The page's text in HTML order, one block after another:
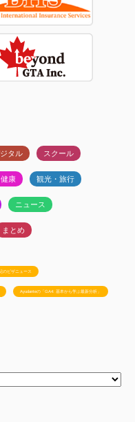
タル スクール
康 観光・旅行
ニュース
まとめ
のビザニュース
Ayudanteの「GA4: 基本から学ぶ最新分析」